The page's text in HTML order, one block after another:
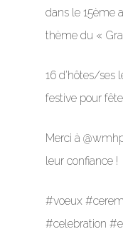
dans le 15ème
thème du «
16 d’hôtes/ses
festive pour
Merci à
leur confiance !
#voeux
#celebration